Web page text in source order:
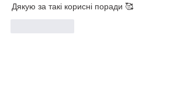
Дякую за такі корисні поради 🥰